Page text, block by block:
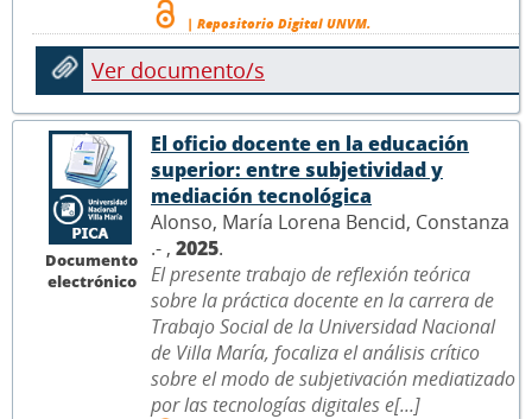
| Repositorio Digital UNVM.
Ver documento/s
Documento
electrónico
El oficio docente en la educación
superior: entre subjetividad y
mediación tecnológica
Alonso, María Lorena Bencid, Constanza
.- , 2025.
El presente trabajo de reflexión teórica
sobre la práctica docente en la carrera de
Trabajo Social de la Universidad Nacional
de Villa María, focaliza el análisis crítico
sobre el modo de subjetivación mediatizado
por las tecnologías digitales e[...]